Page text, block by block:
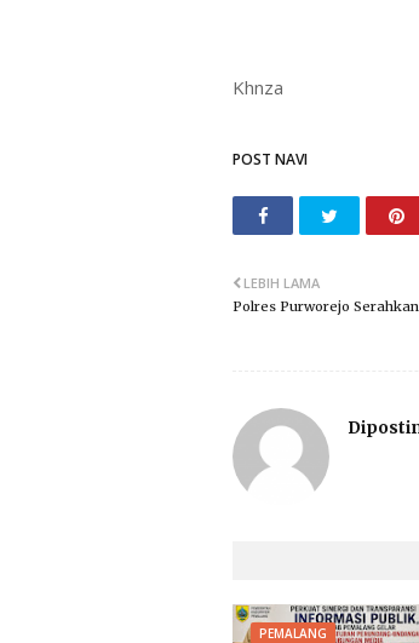
Khnza
POST NAVI
LEBIH LAMA
Polres Purworejo
PEMALANG